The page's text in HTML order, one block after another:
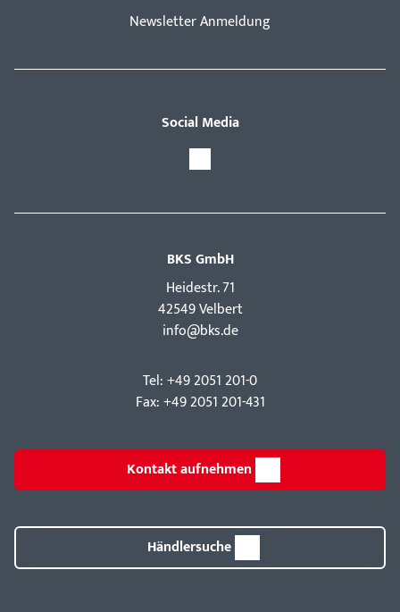
Newsletter Anmeldung
Social Media
BKS GmbH
Hei­destr. 71
42549 Velbert
info@bks.de
Tel: +49 2051 201-0
Fax: +49 2051 201-431
Kontakt aufnehmen
Händlersuche